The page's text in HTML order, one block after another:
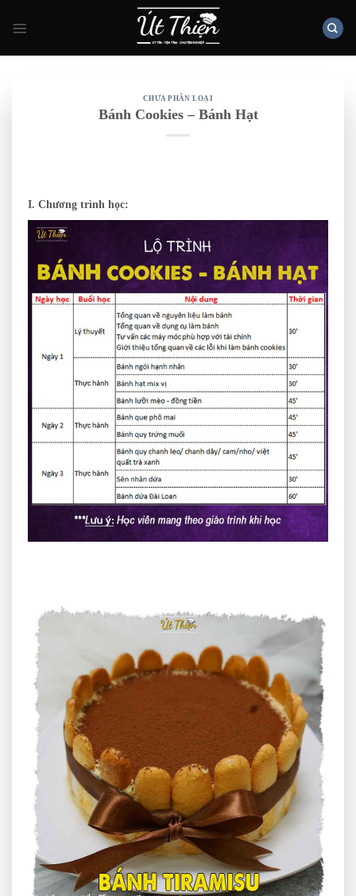
CHƯA PHÂN LOẠI
Bánh Cookies – Bánh Hạt
I. Chương trình học: